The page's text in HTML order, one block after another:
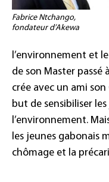
Fabrice Ntchango,
fondateur d’Akewa
l’environnement et le
de son Master passé
crée avec un ami
but de sensibiliser
l’environnement.
les jeunes gabonais
chômage et la